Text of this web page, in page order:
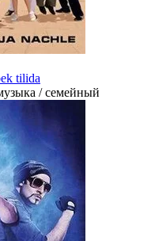
tilida
/ семейный